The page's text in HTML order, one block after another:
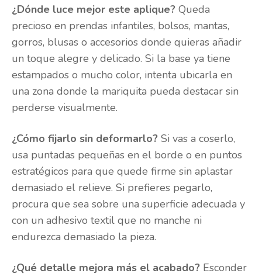
¿Dónde luce mejor este aplique? Queda
precioso en prendas infantiles, bolsos, mantas,
gorros, blusas o accesorios donde quieras añadir
un toque alegre y delicado. Si la base ya tiene
estampados o mucho color, intenta ubicarla en
una zona donde la mariquita pueda destacar sin
perderse visualmente.
¿Cómo fijarlo sin deformarlo? Si vas a coserlo,
usa puntadas pequeñas en el borde o en puntos
estratégicos para que quede firme sin aplastar
demasiado el relieve. Si prefieres pegarlo,
procura que sea sobre una superficie adecuada y
con un adhesivo textil que no manche ni
endurezca demasiado la pieza.
¿Qué detalle mejora más el acabado? Esconder